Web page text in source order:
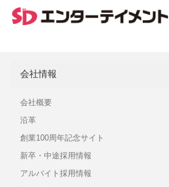
会社情報
会社概要
沿革
創業100周年記念サイト
新卒・中途採用情報
アルバイト採用情報